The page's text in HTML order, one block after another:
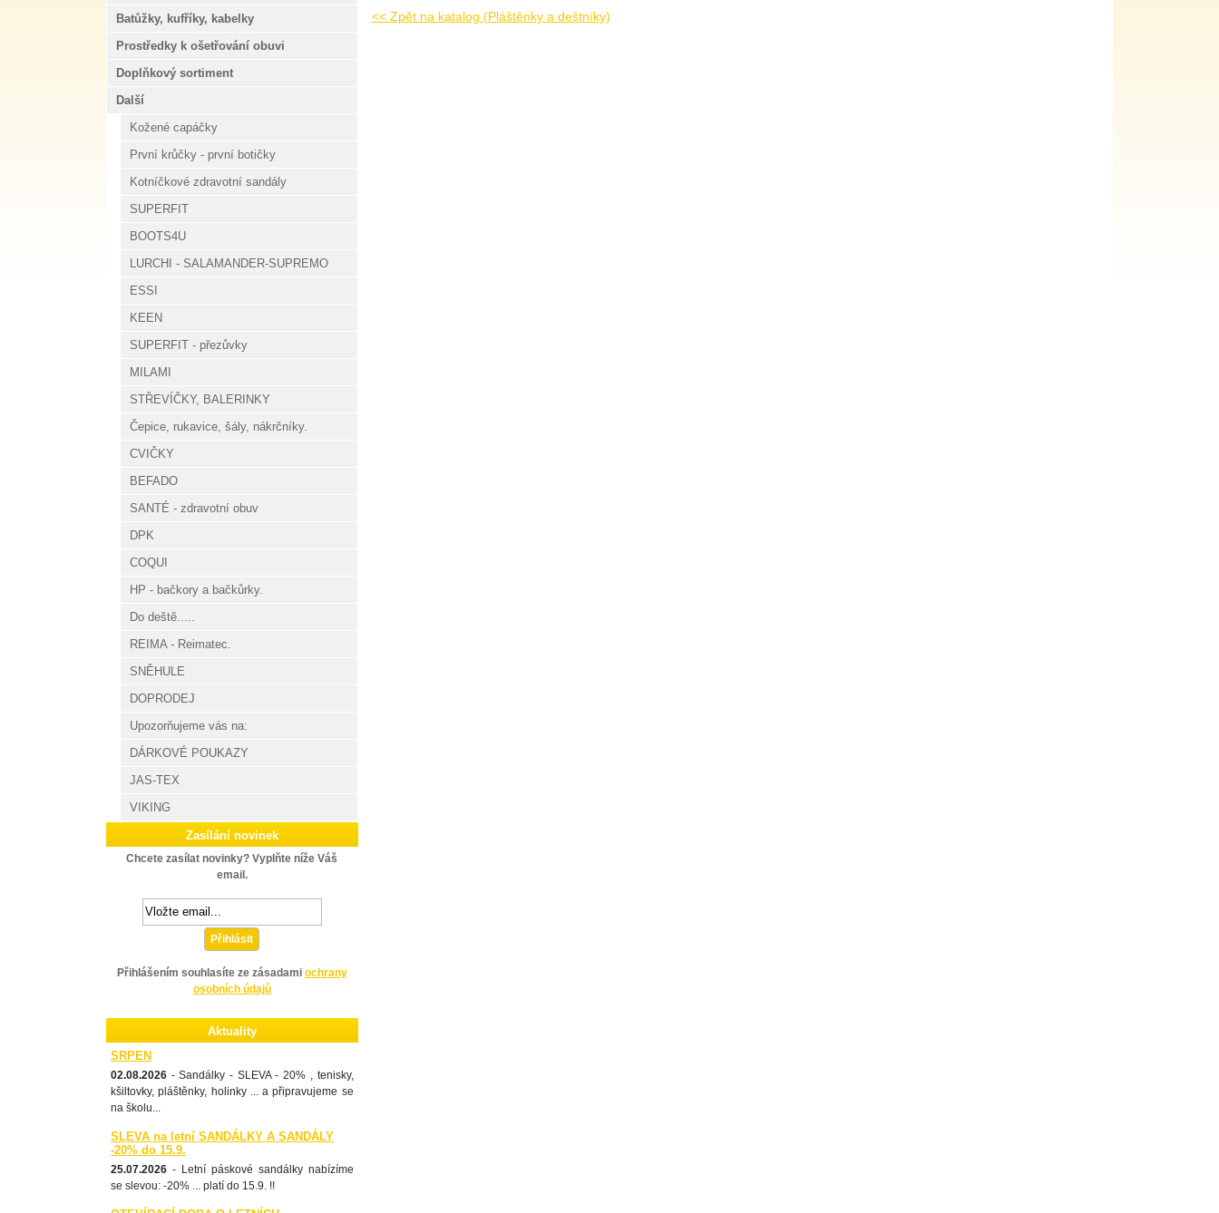
<< Zpět na katalog (Pláštěnky a deštníky)
Batůžky, kufříky, kabelky
Prostředky k ošetřování obuvi
Doplňkový sortiment
Další
Kožené capáčky
První krůčky - první botičky
Kotníčkové zdravotní sandály
SUPERFIT
BOOTS4U
LURCHI - SALAMANDER-SUPREMO
ESSI
KEEN
SUPERFIT - přezůvky
MILAMI
STŘEVÍČKY, BALERINKY
Čepice, rukavice, šály, nákrčníky.
CVIČKY
BEFADO
SANTÉ - zdravotní obuv
DPK
COQUI
HP - bačkory a bačkůrky.
Do deště.....
REIMA - Reimatec.
SNĚHULE
DOPRODEJ
Upozorňujeme vás na:
DÁRKOVÉ POUKAZY
JAS-TEX
VIKING
Zasílání novinek
Chcete zasílat novinky? Vyplňte níže Váš
email.
Přihlásit
Přihlášením souhlasíte ze zásadami ochrany
osobních údajů
Aktuality
SRPEN
02.08.2026 - Sandálky - SLEVA - 20% , tenisky,
kšiltovky, pláštěnky, holinky ... a připravujeme se
na školu...
SLEVA na letní SANDÁLKY A SANDÁLY
-20% do 15.9.
25.07.2026 - Letní páskové sandálky nabízíme
se slevou: -20% ... platí do 15.9. !!